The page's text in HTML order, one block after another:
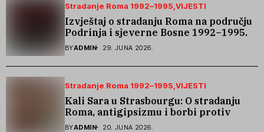
Stradanje Roma 1992–1995 VIJESTI
Izvještaj o stradanju Roma na području
Podrinja i sjeverne Bosne 1992–1995.
godine
BYADMIN 29. JUNA 2026.
Stradanje Roma 1992–1995 VIJESTI
Kali Sara u Strasbourgu: O stradanju
Roma, antigipsizmu i borbi protiv
govora mržnje
BYADMIN 20. JUNA 2026.